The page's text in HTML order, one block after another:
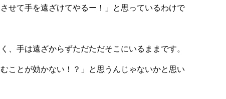
せて手を遠ざけてやるー！」と思っているわけで
、手は遠ざからずただただそこにいるままです。
ことが効かない！？」と思うんじゃないかと思い